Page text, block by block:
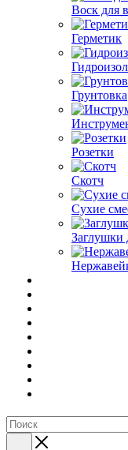
Воск для
Герметик
Грунтовка
Розетки
Скотч
Сухие
Заглушки